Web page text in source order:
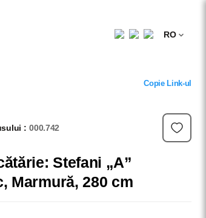
RO
Copie Link-ul
: 000.742
Stefani „A”
Marmură, 280 cm